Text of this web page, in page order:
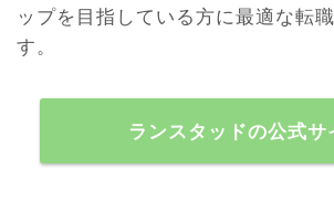
ップを目指している方に最適な転
す。
ランスタッドの公式サ